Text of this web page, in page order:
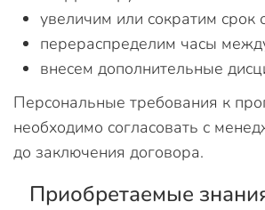
увеличим или сократим срок
перераспределим часы
внесем дополнительные
Персональные требования к
необходимо согласовать с
до заключения договора.
Приобретаемые